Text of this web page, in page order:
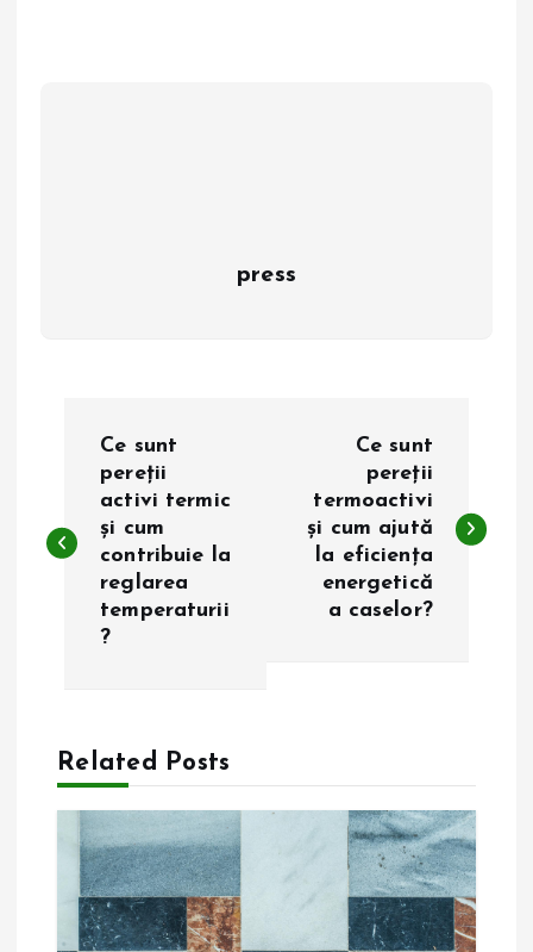
press
v
r
Ce sunt
pereții
activi termic
și cum
contribuie la
reglarea
temperaturii
?
Ce sunt
pereții
termoactivi
și cum ajută
la eficiența
energetică
a caselor?
Related Posts